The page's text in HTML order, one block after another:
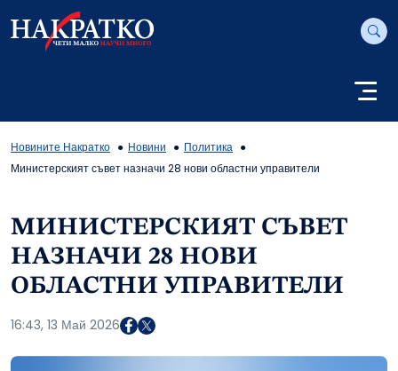
Новините Накратко Новини
Политика
Министерският съвет назначи 28 нови областни управители
МИНИСТЕРСКИЯТ СЪВЕТ
НАЗНАЧИ 28 НОВИ
ОБЛАСТНИ УПРАВИТЕЛИ
16:43, 13 Май 2026